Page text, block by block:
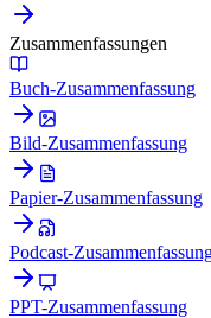
Zusammenfassungen
Buch-Zusammenfassung
Bild-Zusammenfassung
Papier-Zusammenfassung
Podcast-
PPT-Zusammenfassung